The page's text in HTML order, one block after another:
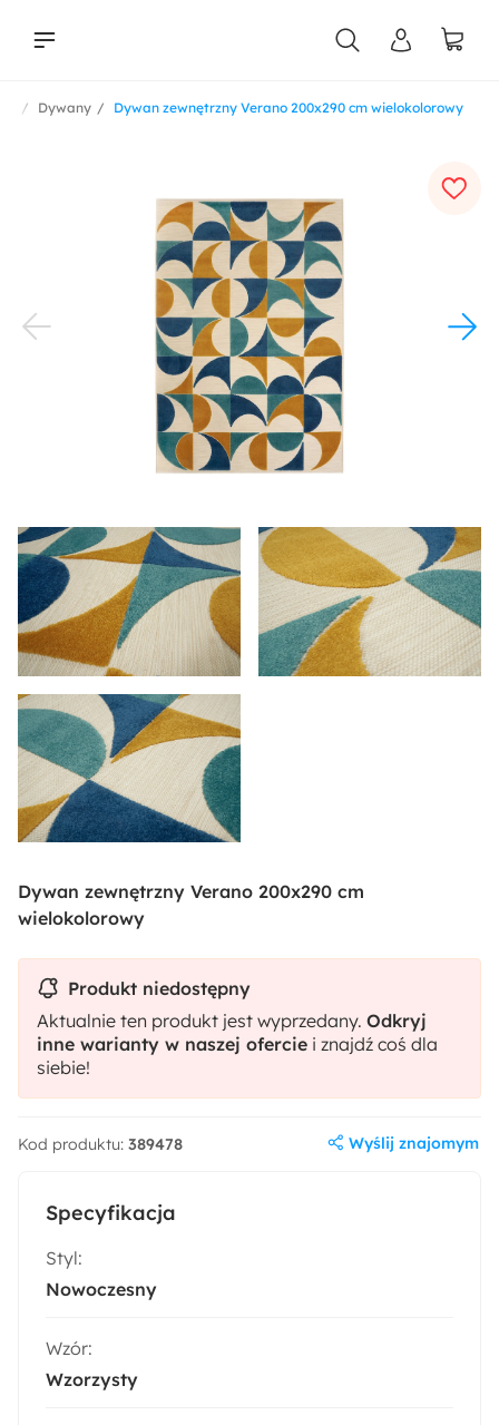
Dywan zewnętrzny Verano 200x290 cm wielokolorowy
Dywany
Specyfikacja
Styl:
Nowoczesny
Wzór:
Wzorzysty
Dywan zewnętrzny Verano 200x290 cm
wielokolorowy
Produkt niedostępny
Aktualnie ten produkt jest wyprzedany. Odkryj
inne warianty w naszej ofercie i znajdź coś dla
siebie!
Kod produktu: 389478 Wyślij znajomym